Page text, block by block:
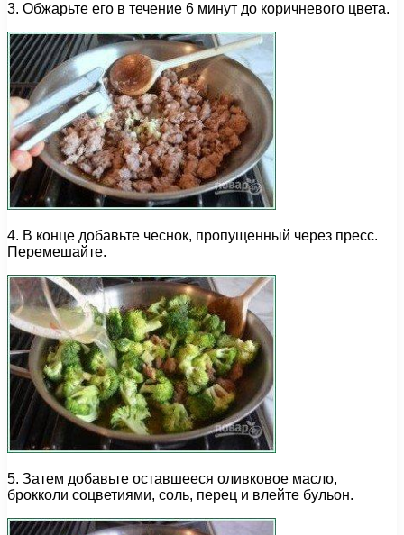
3. Обжарьте его в течение 6 минут до коричневого цвета.
4. В конце добавьте чеснок, пропущенный через пресс.
Перемешайте.
5. Затем добавьте оставшееся оливковое масло,
брокколи соцветиями, соль, перец и влейте бульон.